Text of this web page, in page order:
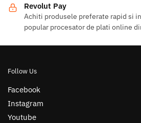
Revolut Pay
Achiti produsele preferate rapid si
popular procesator de plati online
Follow Us
Facebook
Instagram
Youtube